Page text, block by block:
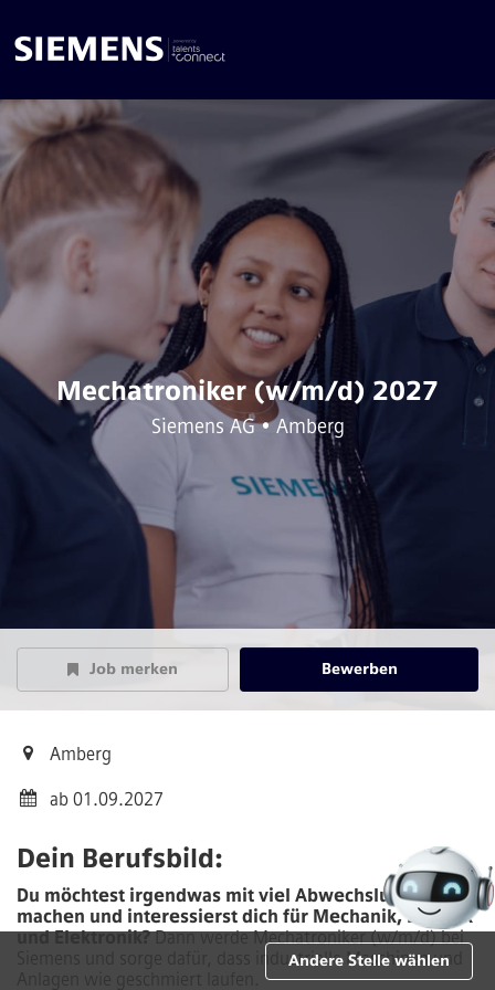
Mechatroniker (w/m/d) 2027
Siemens AG • Amberg
Job merken Bewerben
Amberg
ab 01.09.2027
Dein Berufsbild:
Du möchtest irgendwas mit viel Abwechslung
machen und interessierst dich für Mechanik, Elektrik
und Elektronik?Dann werde Mechatroniker (w/m/d) bei
Siemens und sorge dafür, dass industrielle Maschinen und
Andere Stelle wählen